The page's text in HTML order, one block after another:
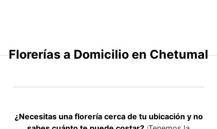
Florerías a Domicilio en Chetumal
¿Necesitas una florería cerca de tu ubicación y no